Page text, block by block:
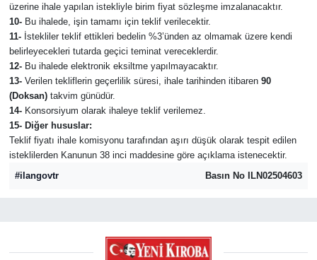
üzerine ihale yapılan istekliyle birim fiyat sözleşme imzalanacaktır.
10-Bu ihalede, işin tamamı için teklif verilecektir.
11-İstekliler teklif ettikleri bedelin %3’ünden az olmamak üzere kendi
belirleyecekleri tutarda geçici teminat vereceklerdir.
12-Bu ihalede elektronik eksiltme yapılmayacaktır.
13-Verilen tekliflerin geçerlilik süresi, ihale tarihinden itibaren 90
(Doksan)takvim günüdür.
14-Konsorsiyum olarak ihaleye teklif verilemez.
15- Diğer hususlar:
Teklif fiyatı ihale komisyonu tarafından aşırı düşük olarak tespit edilen
isteklilerden Kanunun 38 inci maddesine göre açıklama istenecektir.
#ilangovtr
Basın No ILN02504603